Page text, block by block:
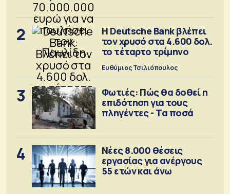
2
Η Deutsche Bank βλέπει
τον χρυσό στα 4.600 δολ.
το τέταρτο τρίμηνο
Ευθύμιος Τσιλιόπουλος
3
Φωτιές: Πώς θα δοθεί η
επιδότηση για τους
πληγέντες - Τα ποσά
4
Νέες 8.000 θέσεις
εργασίας για ανέργους
55 ετών και άνω